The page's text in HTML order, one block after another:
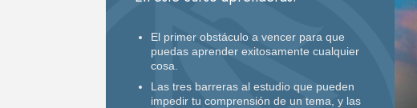
El primer obstáculo a vencer para que
puedas aprender exitosamente cualquier
cosa.
Las tres barreras al estudio que pueden
impedir tu comprensión de un tema, y las